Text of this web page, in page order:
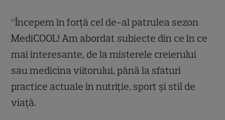
“Începem în forţă cel de-al patrulea sezon
MediCOOL! Am abordat subiecte din ce în ce
mai interesante, de la misterele creierului
sau medicina viitorului, până la sfaturi
practice actuale în nutriţie, sport şi stil de
viaţă.